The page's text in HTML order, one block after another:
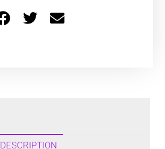
DESCRIPTION